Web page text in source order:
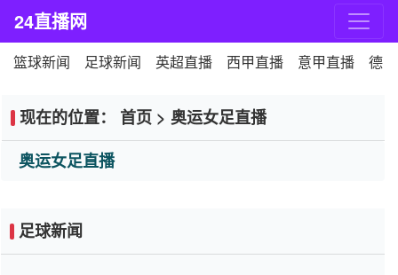
24直播网
篮球新闻 足球新闻 英超直播 西甲直播 意甲直播 德
现在的位置： 首页 > 奥运女足直播
奥运女足直播
足球新闻